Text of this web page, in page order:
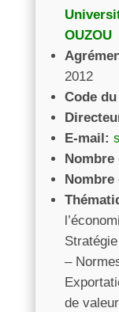
OUZOU
2012
Code
E-mail:
Nombre
–
de